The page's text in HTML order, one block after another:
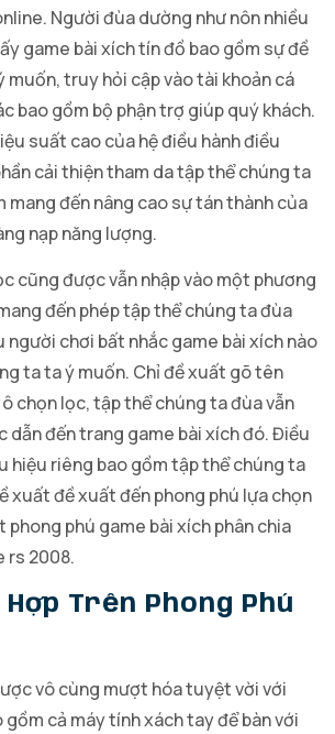
Người đùa dường như nôn nhiều
game bài xích tín đồ bao gồm sự đề
truy hỏi cập vào tài khoản cá
bao gồm bộ phận trợ giúp quý khách.
suất cao của hệ điều hành điều
cải thiện tham da tập thể chúng ta
mang đến nâng cao sự tán thành của
nạp năng lượng.
cũng được vẫn nhập vào một phương
đến phép tập thể chúng ta đùa
người chơi bất nhắc game bài xích nào
ta ta ý muốn. Chỉ đề xuất gõ tên
chọn lọc, tập thể chúng ta đùa vẫn
dẫn đến trang game bài xích đó. Điều
hiệu riêng bao gồm tập thể chúng ta
xuất đề xuất đến phong phú lựa chọn
phú game bài xích phân chia
rs 2008.
Trên Phong Phú
vô cùng mượt hóa tuyệt vời với
gồm cả máy tính xách tay để bàn với